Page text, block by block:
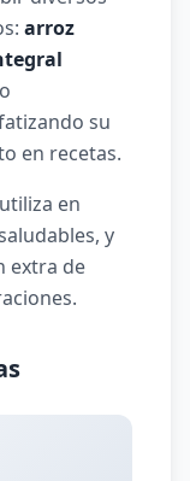
arroz
su
en recetas.
en
y
extra de